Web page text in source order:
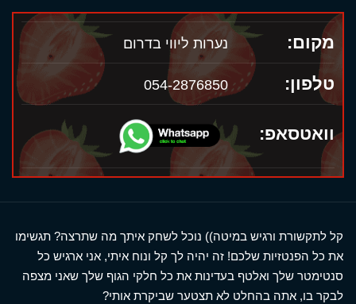
מקום: נערות ליווי בדרום
טלפון: 054-2876850
וואטסאפ:
קל לתקשורת ורגיש במיטה)) נוכל לשחק איתך מה שתרצה? תגשימו
את כל הפנטזיות שלכם! זה יהיה לך קל ונוח איתי, אני ארגיש כל
סנטימטר שלך ואלטף בעדינות את כל חלקי הגוף שלך שאני מצפה
לבקר בו, אתה בהחלט לא תצטער שביקרת אותי?